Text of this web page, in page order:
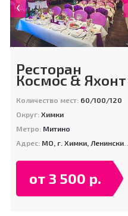
‹
Ресторан
Космос & Яхонт
Количество мест: 60/100/120
Округ:Химки
Метро: Митино
Адрес: МО, г. Химки, Ленинский пр-т., д. 2Б (Парк им. Л.Н. Толстого)
от 3 500 р.